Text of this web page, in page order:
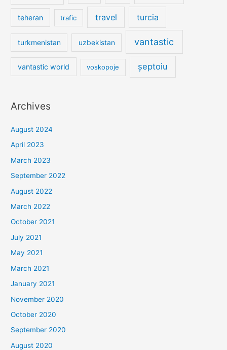
teheran trafic travel turcia
turkmenistan uzbekistan vantastic
vantastic world voskopoje șeptoiu
Archives
August 2024
April 2023
March 2023
September 2022
August 2022
March 2022
October 2021
July 2021
May 2021
March 2021
January 2021
November 2020
October 2020
September 2020
August 2020